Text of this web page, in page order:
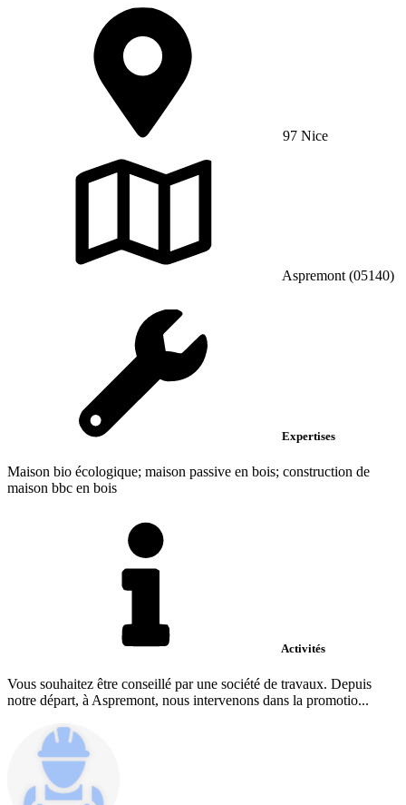
97 Nice
Aspremont (05140)
Expertises
Maison bio écologique; maison passive en bois; construction de
maison bbc en bois
Activités
Vous souhaitez être conseillé par une société de travaux. Depuis
notre départ, à Aspremont, nous intervenons dans la promotio...